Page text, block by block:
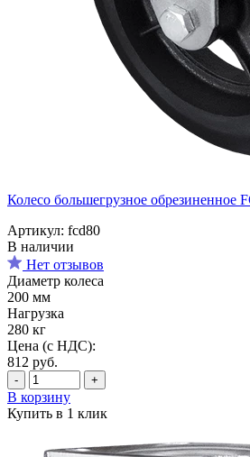
Колесо большегрузное обрезиненное
Артикул: fcd80
В наличии
Нет отзывов
Диаметр колеса
200 мм
Нагрузка
280 кг
Цена (с НДС):
812 руб.
- +
В корзину
Купить в 1 клик